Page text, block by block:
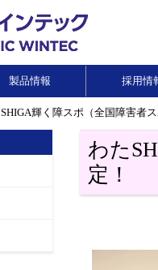
製品情報 採用情
輝く障スポ（全国障害者
わた
定！